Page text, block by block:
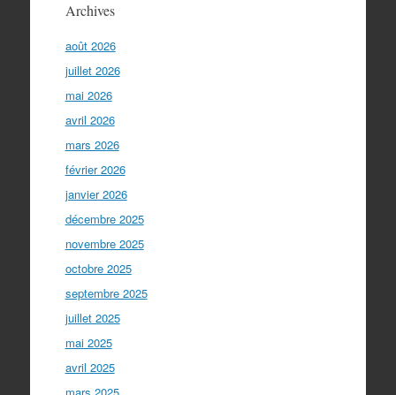
Archives
août 2026
juillet 2026
mai 2026
avril 2026
mars 2026
février 2026
janvier 2026
décembre 2025
novembre 2025
octobre 2025
septembre 2025
juillet 2025
mai 2025
avril 2025